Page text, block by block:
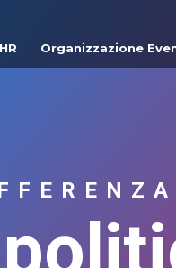
Organizzazione